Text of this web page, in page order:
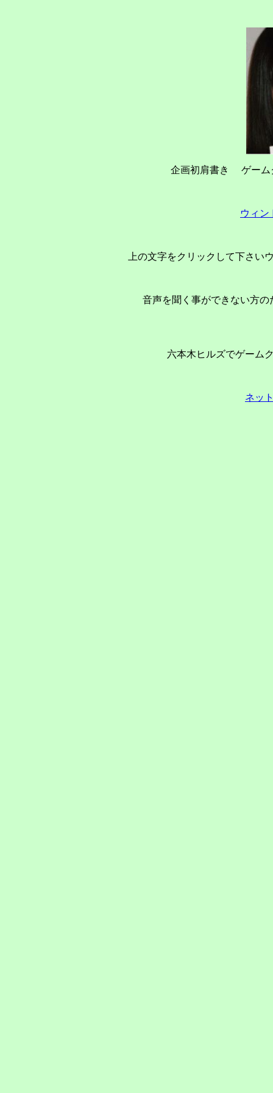
企画初肩書き ゲー
ウィン
上の文字をクリックして下さい
音声を聞く事ができない方
六本木ヒルズでゲーム
ネッ